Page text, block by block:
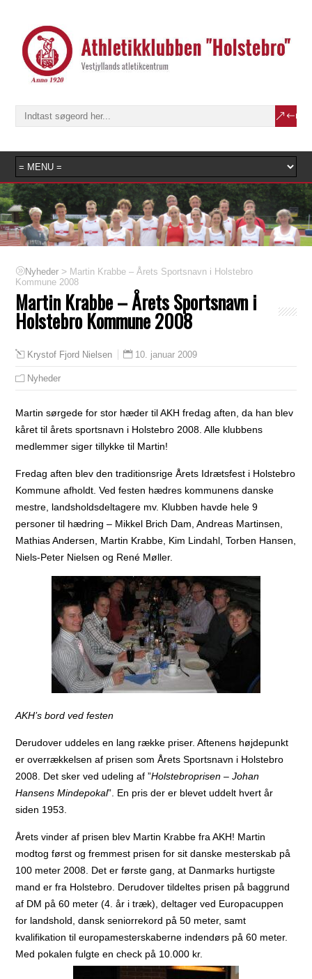
Nyheder > Martin Krabbe – Årets Sportsnavn i Holstebro
Kommune 2008
Martin Krabbe – Årets Sportsnavn i
Holstebro Kommune 2008
Krystof Fjord Nielsen 10. januar 2009
Nyheder
Martin sørgede for stor hæder til AKH fredag aften, da han blev
kåret til årets sportsnavn i Holstebro 2008. Alle klubbens
medlemmer siger tillykke til Martin!
Fredag aften blev den traditionsrige Årets Idrætsfest i Holstebro
Kommune afholdt.Ved festen hædres kommunens danske
mestre, landsholdsdeltagere mv. Klubben havde hele 9
personer til hædring – Mikkel Brich Dam, Andreas Martinsen,
Mathias Andersen, Martin Krabbe, Kim Lindahl, Torben Hansen,
Niels-Peter Nielsen og René Møller.
AKH’s bord ved festen
Derudover uddeles en lang række priser. Aftenens højdepunkt
er overrækkelsen af prisen som Årets Sportsnavn i Holstebro
2008. Det sker ved udeling af ”Holstebroprisen – Johan
Hansens Mindepokal”. En pris der er blevet uddelt hvert år
siden 1953.
Årets vinder af prisen blev Martin Krabbe fra AKH! Martin
modtog først og fremmest prisen for sit danske mesterskab på
100 meter 2008. Det er første gang, at Danmarks hurtigste
mand er fra Holstebro. Derudover tildeltes prisen på baggrund
af DM på 60 meter (4. år i træk), deltager ved Europacuppen
for landshold, dansk seniorrekord på 50 meter, samt
kvalifikation til europamesterskaberne indendørs på 60 meter.
Med pokalen fulgte en check på 10.000 kr.